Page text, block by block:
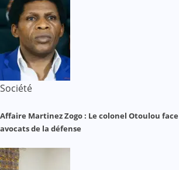
Société
Affaire Martinez Zogo : Le colonel Otoulou
avocats de la défense